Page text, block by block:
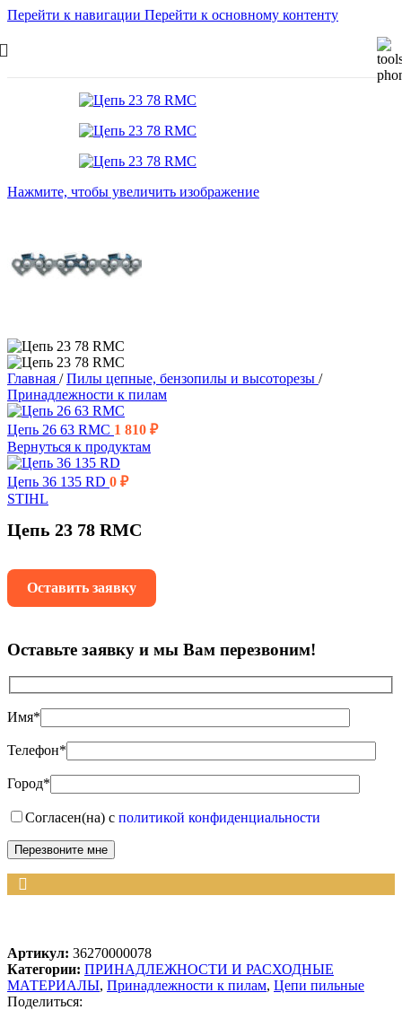
Перейти к навигации Перейти к основному контенту
Нажмите, чтобы увеличить изображение
Главная / Пилы цепные, бензопилы и высоторезы /
Принадлежности к пилам
Цепь 26 63 RMC 1 810 ₽
Вернуться к продуктам
Цепь 36 135 RD 0 ₽
STIHL
Цепь 23 78 RMC
Оставить заявку
Оставьте заявку и мы Вам перезвоним!
Имя*
Телефон*
Город*
Согласен(на) с политикой конфиденциальности
Артикул: 36270000078
Категории: ПРИНАДЛЕЖНОСТИ И РАСХОДНЫЕ
МАТЕРИАЛЫ, Принадлежности к пилам, Цепи пильные
Поделиться: